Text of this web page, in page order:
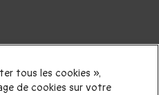
tous les cookies »,
de cookies sur votre